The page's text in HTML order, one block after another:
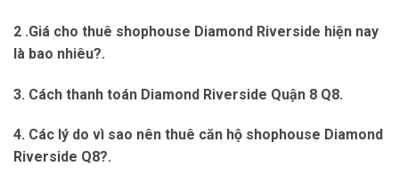
2 .Giá cho thuê shophouse Diamond Riverside hiện nay
là bao nhiêu?.
3. Cách thanh toán Diamond Riverside Quận 8 Q8.
4. Các lý do vì sao nên thuê căn hộ shophouse Diamond
Riverside Q8?.